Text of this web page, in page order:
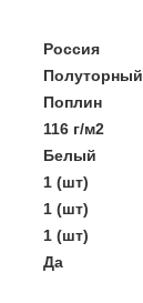
Россия
Полуторный
Поплин
116 г/м2
Белый
1 (шт)
1 (шт)
1 (шт)
Да